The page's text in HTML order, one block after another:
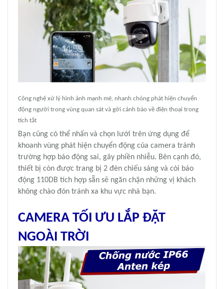
Công nghệ xử lý hình ảnh mạnh mẽ, nhanh chóng phát hiện chuyển
động người trong vùng quan sát và gởi cảnh báo về điện thoại trong
tích tắt
Bạn cũng có thể nhấn và chọn lưới trên ứng dụng để
khoanh vùng phát hiện chuyển động của camera tránh
trường hợp báo động sai, gây phiền nhiễu. Bên cạnh đó,
thiết bị còn được trang bị 2 đèn chiếu sáng và còi báo
động 110DB tích hợp sẵn sẽ ngăn chặn những vị khách
không chào đón tránh xa khu vực nhà bạn.
CAMERA TỐI ƯU LẮP ĐẶT
NGOÀI TRỜI